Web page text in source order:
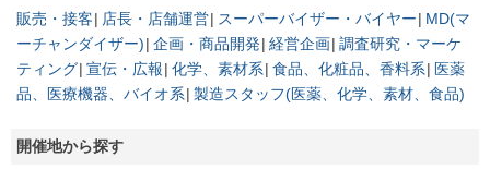
販売・接客 店長・店舗運営 スーパーバイザー・バイヤー
MD(マ
ーチャンダイザー) 企画・商品開発 経営企画 調査研究・マーケ
ティング 宣伝・広報 化学、素材系 食品、化粧品、香料系
医薬
品、医療機器、バイオ系 製造スタッフ(医薬、化学、素材、食品)
開催地から探す